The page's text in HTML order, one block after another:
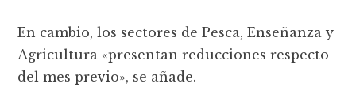
En cambio, los sectores de Pesca, Enseñanza y
Agricultura «presentan reducciones respecto
del mes previo», se añade.